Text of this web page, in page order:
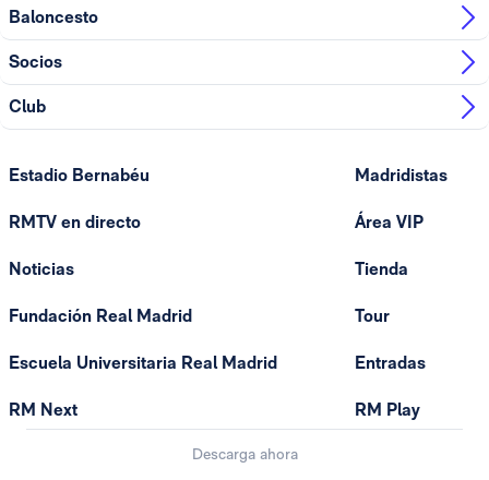
Baloncesto
Socios
Club
Estadio Bernabéu
RMTV en directo
Noticias
Fundación Real Madrid
Escuela Universitaria Real Madrid
RM Next
Madridistas
Área VIP
Tienda
Tour
Entradas
RM Play
Descarga ahora